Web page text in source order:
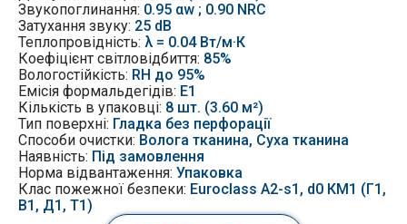
Звукопоглинання: 0.95 αw ; 0.90 NRC
Затухання звуку: 25 dB
Теплопровідність: λ = 0.04 Вт/м·К
Коефіцієнт світловідбиття: 85%
Вологостійкість: RH до 95%
Емісія формальдегідів: Е1
Кількість в упаковці: 8 шт. (3.60 м²)
Тип поверхні: Гладка без перфорації
Способи очистки: Волога тканина, Суха тканина
Наявність: Під замовлення
Норма відвантаження: Упаковка
Клас пожежної безпеки: Euroclass A2-s1, d0 КМ1 (Г1,
В1, Д1, Т1)